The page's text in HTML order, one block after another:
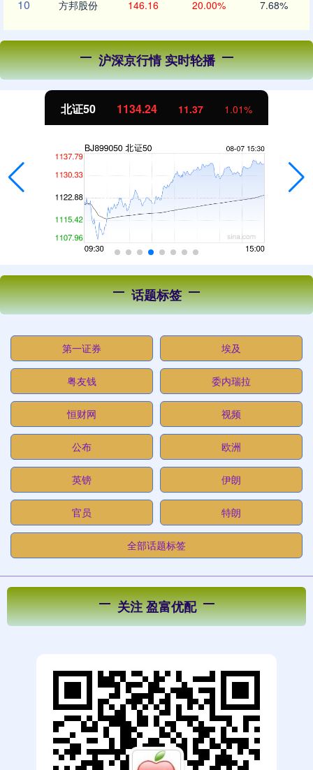
10 方邦股份 146.16 20.00% 7.68%
沪深京行情 实时轮播
北证50 1134.24 11.37 1.01%
话题标签
第一证券 埃及
粤友钱 委内瑞拉
恒财网 视频
公布 欧洲
英镑 伊朗
官员 特朗
全部话题标签
关注 盈富优配